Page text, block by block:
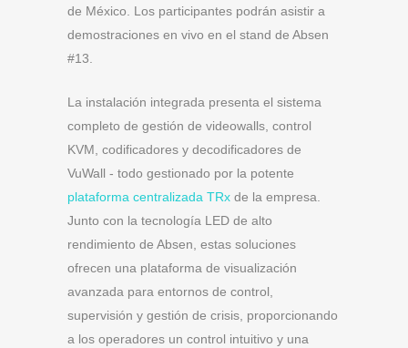
de México. Los participantes podrán asistir a
demostraciones en vivo en el stand de Absen
#13.
La instalación integrada presenta el sistema
completo de gestión de videowalls, control
KVM, codificadores y decodificadores de
VuWall - todo gestionado por la potente
plataforma centralizada TRx de la empresa.
Junto con la tecnología LED de alto
rendimiento de Absen, estas soluciones
ofrecen una plataforma de visualización
avanzada para entornos de control,
supervisión y gestión de crisis, proporcionando
a los operadores un control intuitivo y una